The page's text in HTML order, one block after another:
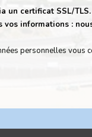
certificat SSL/
informations :
personnelles vous